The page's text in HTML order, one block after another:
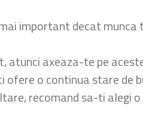
important decat munca
atunci axeaza-te pe
o continua stare de
recomand sa-ti alegi